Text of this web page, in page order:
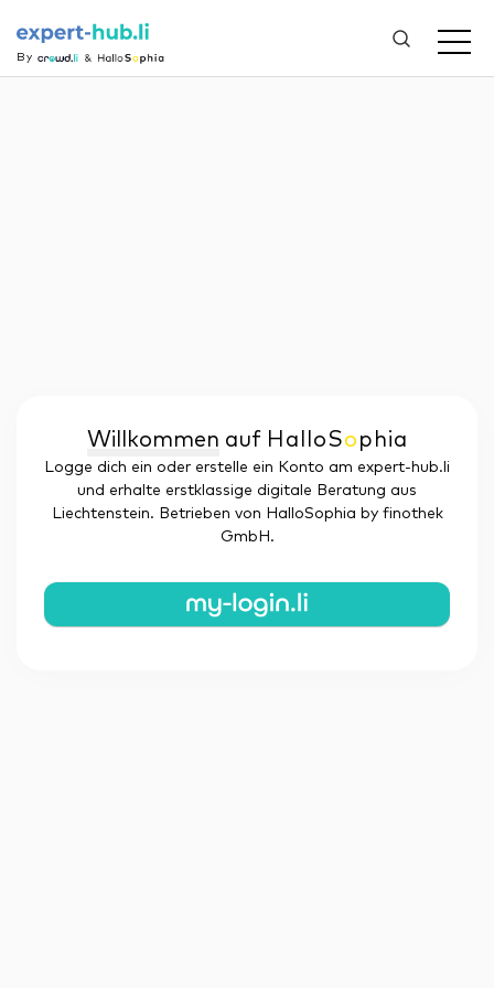
By
Willkommen auf HalloSo phia
Logge dich ein oder erstelle ein Konto am expert-hub.li
und erhalte erstklassige digitale Beratung aus
Liechtenstein. Betrieben von HalloSophia by finothek
GmbH.